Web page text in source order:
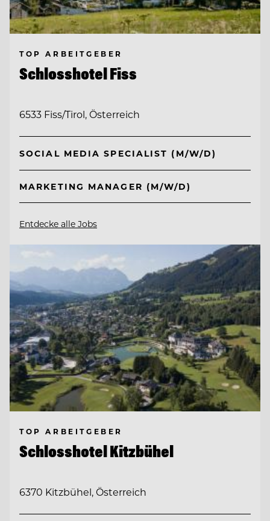
TOP ARBEITGEBER
Schlosshotel Fiss
6533 Fiss/Tirol, Österreich
SOCIAL MEDIA SPECIALIST (M/W/D)
MARKETING MANAGER (M/W/D)
Entdecke alle Jobs
TOP ARBEITGEBER
Schlosshotel Kitzbühel
6370 Kitzbühel, Österreich